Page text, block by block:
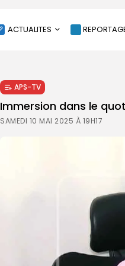
ACTUALITES
SOCIÉTÉ
ÉCONOMIE
CULTURE
APS-TV
Immersion dans le
SAMEDI 10 MAI 2025 À 19H17